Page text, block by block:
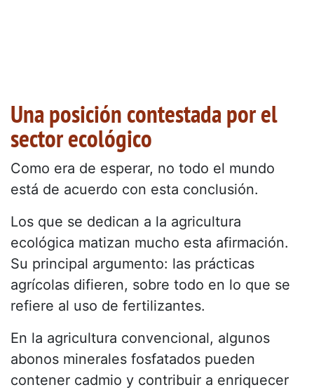
Una posición contestada por el
sector ecológico
Como era de esperar, no todo el mundo
está de acuerdo con esta conclusión.
Los que se dedican a la agricultura
ecológica matizan mucho esta afirmación.
Su principal argumento: las prácticas
agrícolas difieren, sobre todo en lo que se
refiere al uso de fertilizantes.
En la agricultura convencional, algunos
abonos minerales fosfatados pueden
contener cadmio y contribuir a enriquecer